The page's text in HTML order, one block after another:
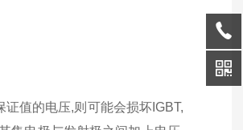
值的电压,则可能会损坏IGBT,